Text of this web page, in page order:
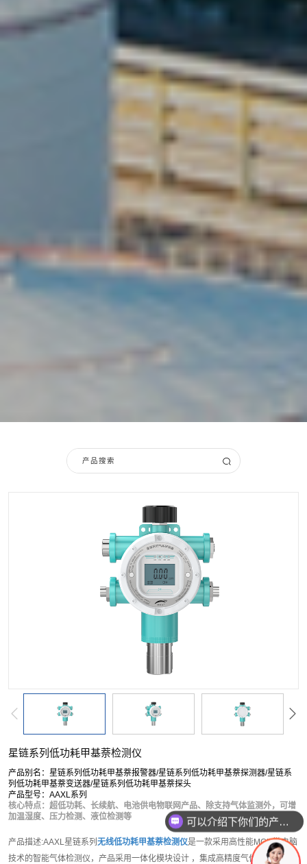
复合型检测仪 软件平台
星链系列低功耗甲基萘检测仪
产品别名：星链系列低功耗甲基萘报警器/星链系列低功耗甲基萘探测器/星链系
列低功耗甲基萘变送器/星链系列低功耗甲基萘探头
产品型号：AAXL系列
核心特点：超低功耗、长续航、电池供电物联网产品、除支持气体监测外，可增
加温湿度、压力检测、液位检测等
产品描述:AAXL星链系列 无线低功耗甲基萘检测仪是一款采用高性能MCU微电脑
技术的智能气体检测仪，产品采用一体化模块设计 ，集成高精度气体传感器模
可以介绍下你们的产品么？